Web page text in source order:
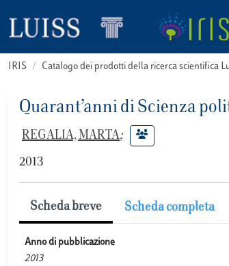
IRIS Catalogo dei prodotti della ricerca scientifica
Quarant’anni di Scienza
REGALIA, MARTA;
2013
Scheda breve Scheda completa
Anno di pubblicazione
2013